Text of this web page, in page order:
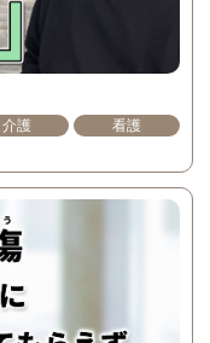
介護
看護